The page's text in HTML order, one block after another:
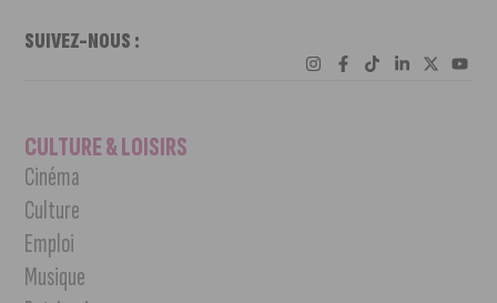
SUIVEZ-NOUS :
CULTURE & LOISIRS
Cinéma
Culture
Emploi
Musique